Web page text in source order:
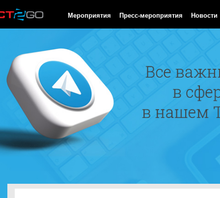
Мероприятия Пресс-мероприятия Новости